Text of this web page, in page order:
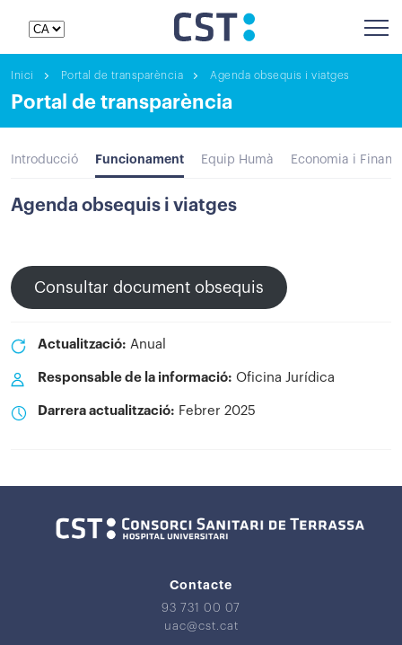
Inici Portal de transparència Agenda obsequis i viatges
Portal de transparència
Introducció Funcionament Equip Humà Economia i
Agenda obsequis i viatges
Consultar document obsequis
Actualització: Anual
Responsable de la informació: Oficina Jurídica
Darrera actualització: Febrer 2025
Contacte
93 731 00 07
uac@cst.cat